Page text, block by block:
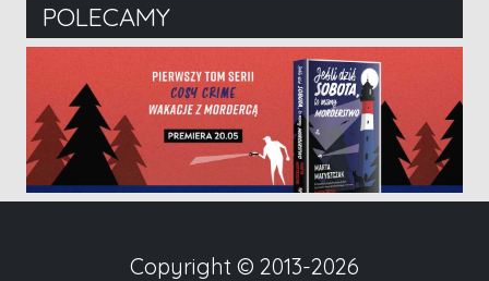
POLECAMY
Copyright © 2013-2026